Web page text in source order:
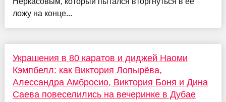
ложу на конце...
Украшения в 80 каратов и диджей Наоми
Кэмпбелл: как Виктория Лопырёва,
Алессандра Амбросио, Виктория Боня и Дина
Саева повеселились на вечеринке в Дубае